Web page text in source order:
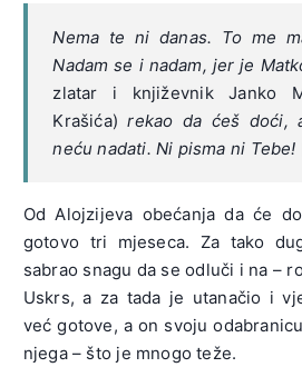
Nema te ni danas. To me
Nadam se i nadam, jer je
zlatar i književnik Janko
Krašića)rekao da ćeš doći,
neću nadati. Ni pisma ni Tebe!
Od Alojzijeva obećanja da će
gotovo tri mjeseca. Za tako
sabrao snagu da se odluči i na –
Uskrs, a za tada je utanačio i
već gotove, a on svoju
njega – što je mnogo teže.